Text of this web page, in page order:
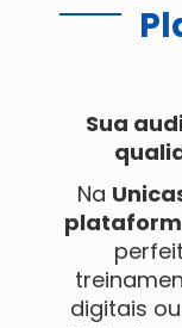
Sua
Na
digitais